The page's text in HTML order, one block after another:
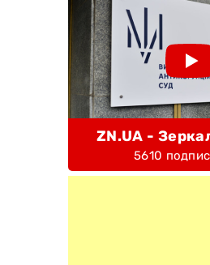
ZN.UA -
5610